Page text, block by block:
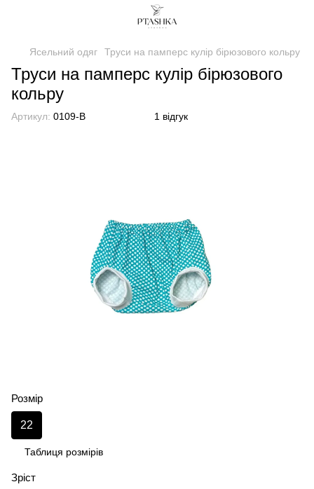
Ясельний одяг Труси на памперс кулір бірюзового кольру
Труси на памперс кулір бірюзового
кольру
Артикул: 0109-B 1 відгук
Розмір
22
Таблиця розмірів
Зріст